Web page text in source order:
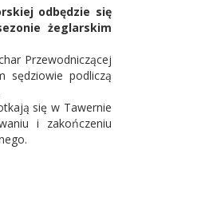
odbędzie się
żeglarskim
Przewodniczącej
sędziowie podliczą
się w Tawernie
i zakończeniu